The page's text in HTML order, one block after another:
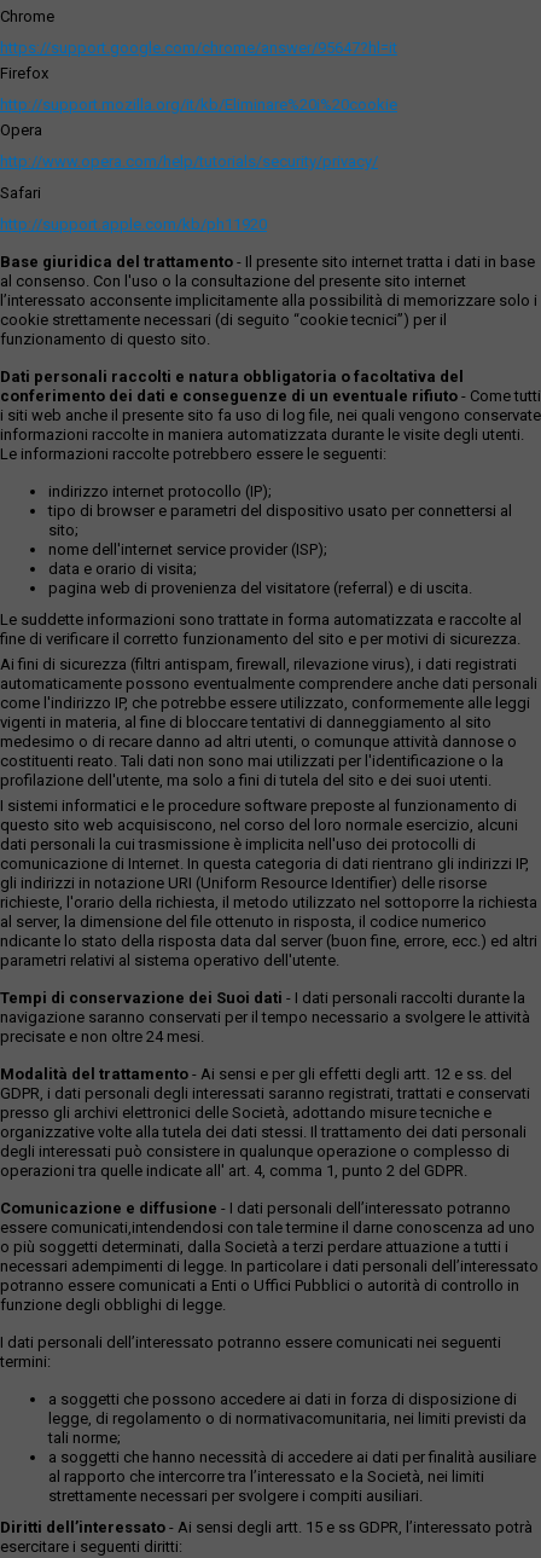
Chrome
https://support.google.com/chrome/answer/95647?hl=it
Firefox
http://support.mozilla.org/it/kb/Eliminare%20i%20cookie
Opera
http://www.opera.com/help/tutorials/security/privacy/
Safari
http://support.apple.com/kb/ph11920
Base giuridica del trattamento - Il presente sito internet tratta i dati in base
al consenso. Con l'uso o la consultazione del presente sito internet
l’interessato acconsente implicitamente alla possibilità di memorizzare solo i
cookie strettamente necessari (di seguito “cookie tecnici”) per il
funzionamento di questo sito.
Dati personali raccolti e natura obbligatoria o facoltativa del
conferimento dei dati e conseguenze di un eventuale rifiuto - Come tutti
i siti web anche il presente sito fa uso di log file, nei quali vengono conservate
informazioni raccolte in maniera automatizzata durante le visite degli utenti.
Le informazioni raccolte potrebbero essere le seguenti:
indirizzo internet protocollo (IP);
tipo di browser e parametri del dispositivo usato per connettersi al
sito;
nome dell'internet service provider (ISP);
data e orario di visita;
pagina web di provenienza del visitatore (referral) e di uscita.
Le suddette informazioni sono trattate in forma automatizzata e raccolte al
fine di verificare il corretto funzionamento del sito e per motivi di sicurezza.
Ai fini di sicurezza (filtri antispam, firewall, rilevazione virus), i dati registrati
automaticamente possono eventualmente comprendere anche dati personali
come l'indirizzo IP, che potrebbe essere utilizzato, conformemente alle leggi
vigenti in materia, al fine di bloccare tentativi di danneggiamento al sito
medesimo o di recare danno ad altri utenti, o comunque attività dannose o
costituenti reato. Tali dati non sono mai utilizzati per l'identificazione o la
profilazione dell'utente, ma solo a fini di tutela del sito e dei suoi utenti.
I sistemi informatici e le procedure software preposte al funzionamento di
questo sito web acquisiscono, nel corso del loro normale esercizio, alcuni
dati personali la cui trasmissione è implicita nell'uso dei protocolli di
comunicazione di Internet. In questa categoria di dati rientrano gli indirizzi IP,
gli indirizzi in notazione URI (Uniform Resource Identifier) delle risorse
richieste, l'orario della richiesta, il metodo utilizzato nel sottoporre la richiesta
al server, la dimensione del file ottenuto in risposta, il codice numerico
ndicante lo stato della risposta data dal server (buon fine, errore, ecc.) ed altri
parametri relativi al sistema operativo dell'utente.
Tempi di conservazione dei Suoi dati - I dati personali raccolti durante la
navigazione saranno conservati per il tempo necessario a svolgere le attività
precisate e non oltre 24 mesi.
Modalità del trattamento - Ai sensi e per gli effetti degli artt. 12 e ss. del
GDPR, i dati personali degli interessati saranno registrati, trattati e conservati
presso gli archivi elettronici delle Società, adottando misure tecniche e
organizzative volte alla tutela dei dati stessi. Il trattamento dei dati personali
degli interessati può consistere in qualunque operazione o complesso di
operazioni tra quelle indicate all' art. 4, comma 1, punto 2 del GDPR.
Comunicazione e diffusione - I dati personali dell’interessato potranno
essere comunicati,intendendosi con tale termine il darne conoscenza ad uno
o più soggetti determinati, dalla Società a terzi perdare attuazione a tutti i
necessari adempimenti di legge. In particolare i dati personali dell’interessato
potranno essere comunicati a Enti o Uffici Pubblici o autorità di controllo in
funzione degli obblighi di legge.
I dati personali dell’interessato potranno essere comunicati nei seguenti
termini:
a soggetti che possono accedere ai dati in forza di disposizione di
legge, di regolamento o di normativacomunitaria, nei limiti previsti da
tali norme;
a soggetti che hanno necessità di accedere ai dati per finalità ausiliare
al rapporto che intercorre tra l’interessato e la Società, nei limiti
strettamente necessari per svolgere i compiti ausiliari.
Diritti dell’interessato - Ai sensi degli artt. 15 e ss GDPR, l’interessato potrà
esercitare i seguenti diritti: